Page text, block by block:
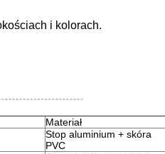
i kolorach.
Materiał
Stop aluminium + skóra
PVC